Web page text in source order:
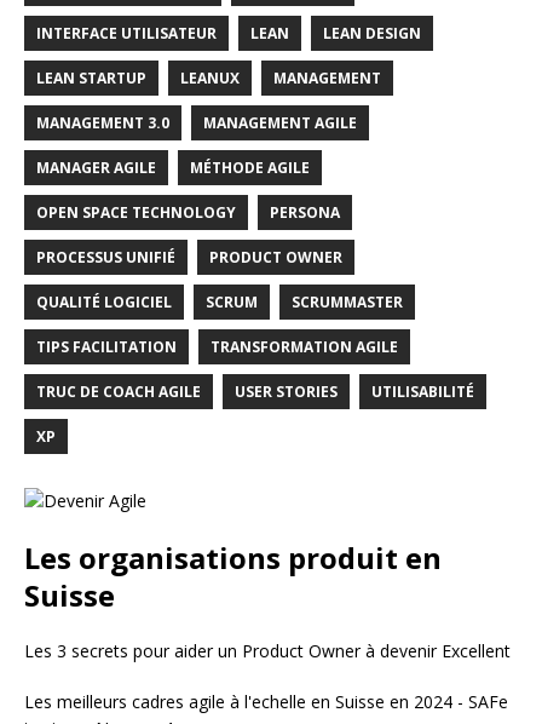
INTERFACE UTILISATEUR LEAN LEAN DESIGN
LEAN STARTUP LEANUX MANAGEMENT
MANAGEMENT 3.0 MANAGEMENT AGILE
MANAGER AGILE MÉTHODE AGILE
OPEN SPACE TECHNOLOGY PERSONA
PROCESSUS UNIFIÉ PRODUCT OWNER
QUALITÉ LOGICIEL SCRUM SCRUMMASTER
TIPS FACILITATION TRANSFORMATION AGILE
TRUC DE COACH AGILE USER STORIES UTILISABILITÉ
XP
Les organisations produit en
Suisse
Les 3 secrets pour aider un Product Owner à devenir Excellent
Les meilleurs cadres agile à l'echelle en Suisse en 2024 - SAFe